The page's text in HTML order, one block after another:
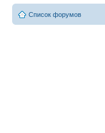
Список форумов